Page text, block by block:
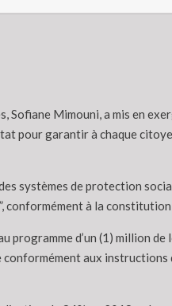
Sofiane Mimouni, a mis en
pour garantir à chaque
systèmes de protection
conformément à la
programme d’un (1) million
aux instructions